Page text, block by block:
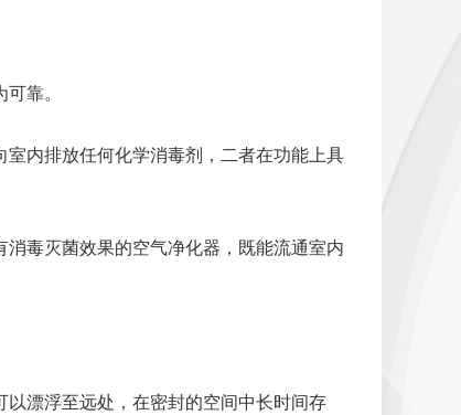
靠。
内排放任何化学消毒剂，二者在功能上具
毒灭菌效果的空气净化器，既能流通室内
漂浮至远处，在密封的空间中长时间存